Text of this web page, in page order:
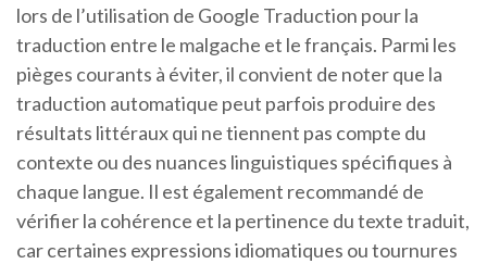
lors de l’utilisation de Google Traduction pour la
traduction entre le malgache et le français. Parmi les
pièges courants à éviter, il convient de noter que la
traduction automatique peut parfois produire des
résultats littéraux qui ne tiennent pas compte du
contexte ou des nuances linguistiques spécifiques à
chaque langue. Il est également recommandé de
vérifier la cohérence et la pertinence du texte traduit,
car certaines expressions idiomatiques ou tournures